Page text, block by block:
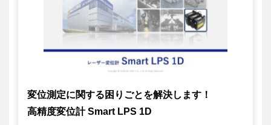
変位測定に関する困りごとを解決します！
高精度変位計 Smart LPS 1D